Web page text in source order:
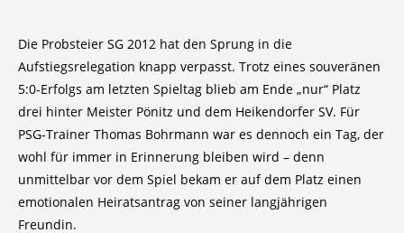
Die Probsteier SG 2012 hat den Sprung in die
Aufstiegsrelegation knapp verpasst. Trotz eines souveränen
5:0-Erfolgs am letzten Spieltag blieb am Ende „nur“ Platz
drei hinter Meister Pönitz und dem Heikendorfer SV. Für
PSG-Trainer Thomas Bohrmann war es dennoch ein Tag, der
wohl für immer in Erinnerung bleiben wird – denn
unmittelbar vor dem Spiel bekam er auf dem Platz einen
emotionalen Heiratsantrag von seiner langjährigen
Freundin.